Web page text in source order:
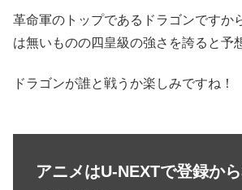
革命軍のトップであるドラゴンですか
は無いものの四皇級の強さを誇ると予
ドラゴンが誰と戦うか楽しみですね！
アニメはU-NEXTで登録か